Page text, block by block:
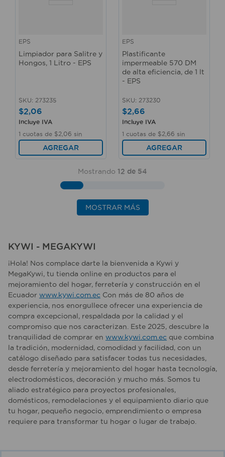
EPS
Limpiador para Salitre y
Hongos, 1 Litro - EPS
SKU: 273235
$2,06
Incluye IVA
1 cuotas de $2 06 sin
interés
AGREGAR
EPS
Plastificante
impermeable 570 DM
de alta eficiencia, de 1 lt
- EPS
SKU: 273230
$2,66
Incluye IVA
1 cuotas de $2 66 sin
interés
AGREGAR
Mostrando 12 de 54
MOSTRAR MÁS
KYWI - MEGAKYWI
¡Hola! Nos complace darte la bienvenida a Kywi y
MegaKywi, tu tienda online en productos para el
mejoramiento del hogar, ferretería y construcción en el
Ecuador www.kywi.com.ec Con más de 80 años de
experiencia, nos enorgullece ofrecer una experiencia de
compra excepcional, respaldada por la calidad y el
compromiso que nos caracterizan. Este 2025, descubre la
tranquilidad de comprar en www.kywi.com.ec que combina
la tradición, modernidad, comodidad y facilidad, con un
catálogo diseñado para satisfacer todas tus necesidades,
desde ferretería y mejoramiento del hogar hasta tecnología,
electrodomésticos, decoración y mucho más. Somos tu
aliado estratégico para proyectos profesionales,
domésticos, remodelaciones y el equipamiento diario que
tu hogar, pequeño negocio, emprendimiento o empresa
requiere para transformar tu hogar o lugar de trabajo.